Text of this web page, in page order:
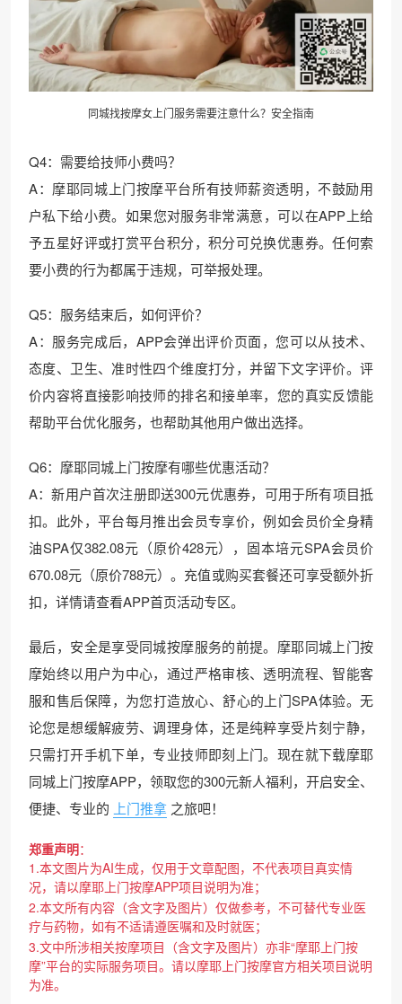
同城找按摩女上门服务需要注意什么？安全指南
Q4：需要给技师小费吗？
A：摩耶同城上门按摩平台所有技师薪资透明，不鼓励用
户私下给小费。如果您对服务非常满意，可以在APP上给
予五星好评或打赏平台积分，积分可兑换优惠券。任何索
要小费的行为都属于违规，可举报处理。
Q5：服务结束后，如何评价？
A：服务完成后，APP会弹出评价页面，您可以从技术、
态度、卫生、准时性四个维度打分，并留下文字评价。评
价内容将直接影响技师的排名和接单率，您的真实反馈能
帮助平台优化服务，也帮助其他用户做出选择。
Q6：摩耶同城上门按摩有哪些优惠活动？
A：新用户首次注册即送300元优惠券，可用于所有项目抵
扣。此外，平台每月推出会员专享价，例如会员价全身精
油SPA仅382.08元（原价428元），固本培元SPA会员价
670.08元（原价788元）。充值或购买套餐还可享受额外折
扣，详情请查看APP首页活动专区。
最后，安全是享受同城按摩服务的前提。摩耶同城上门按
摩始终以用户为中心，通过严格审核、透明流程、智能客
服和售后保障，为您打造放心、舒心的上门SPA体验。无
论您是想缓解疲劳、调理身体，还是纯粹享受片刻宁静，
只需打开手机下单，专业技师即刻上门。现在就下载摩耶
同城上门按摩APP，领取您的300元新人福利，开启安全、
便捷、专业的 上门推拿 之旅吧！
郑重声明：
1.本文图片为AI生成，仅用于文章配图，不代表项目真实情
况，请以摩耶上门按摩APP项目说明为准；
2.本文所有内容（含文字及图片）仅做参考，不可替代专业医
疗与药物，如有不适请遵医嘱和及时就医；
3.文中所涉相关按摩项目（含文字及图片）亦非“摩耶上门按
摩”平台的实际服务项目。请以摩耶上门按摩官方相关项目说明
为准。